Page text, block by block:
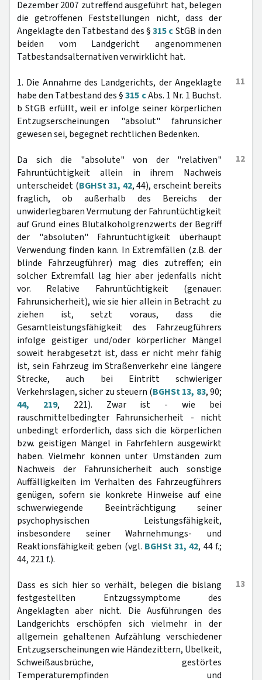
Dezember 2007 zutreffend ausgeführt hat, belegen
die getroffenen Feststellungen nicht, dass der
Angeklagte den Tatbestand des §315 cStGB in den
beiden vom Landgericht angenommenen
Tatbestandsalternativen verwirklicht hat.
11
1. Die Annahme des Landgerichts, der Angeklagte
habe den Tatbestand des §315 cAbs. 1 Nr. 1 Buchst.
b StGB erfüllt, weil er infolge seiner körperlichen
Entzugserscheinungen "absolut" fahrunsicher
gewesen sei, begegnet rechtlichen Bedenken.
12
Da sich die "absolute" von der "relativen"
Fahruntüchtigkeit allein in ihrem Nachweis
unterscheidet (BGHSt 31, 42, 44), erscheint bereits
fraglich, ob außerhalb des Bereichs der
unwiderlegbaren Vermutung der Fahruntüchtigkeit
auf Grund eines Blutalkoholgrenzwerts der Begriff
der "absoluten" Fahruntüchtigkeit überhaupt
Verwendung finden kann. In Extremfällen (z.B. der
blinde Fahrzeugführer) mag dies zutreffen; ein
solcher Extremfall lag hier aber jedenfalls nicht
vor. Relative Fahruntüchtigkeit (genauer:
Fahrunsicherheit), wie sie hier allein in Betracht zu
ziehen ist, setzt voraus, dass die
Gesamtleistungsfähigkeit des Fahrzeugführers
infolge geistiger und/oder körperlicher Mängel
soweit herabgesetzt ist, dass er nicht mehr fähig
ist, sein Fahrzeug im Straßenverkehr eine längere
Strecke, auch bei Eintritt schwieriger
Verkehrslagen, sicher zu steuern (BGHSt 13, 83, 90;
44, 219, 221). Zwar ist - wie bei
rauschmittelbedingter Fahrunsicherheit - nicht
unbedingt erforderlich, dass sich die körperlichen
bzw. geistigen Mängel in Fahrfehlern ausgewirkt
haben. Vielmehr können unter Umständen zum
Nachweis der Fahrunsicherheit auch sonstige
Auffälligkeiten im Verhalten des Fahrzeugführers
genügen, sofern sie konkrete Hinweise auf eine
schwerwiegende Beeinträchtigung seiner
psychophysischen Leistungsfähigkeit,
insbesondere seiner Wahrnehmungs- und
Reaktionsfähigkeit geben (vgl. BGHSt 31, 42, 44 f.;
44, 221 f.).
13
Dass es sich hier so verhält, belegen die bislang
festgestellten Entzugssymptome des
Angeklagten aber nicht. Die Ausführungen des
Landgerichts erschöpfen sich vielmehr in der
allgemein gehaltenen Aufzählung verschiedener
Entzugserscheinungen wie Händezittern, Übelkeit,
Schweißausbrüche, gestörtes
Temperaturempfinden und